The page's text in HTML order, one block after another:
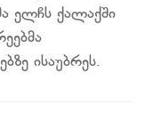
ელჩს ქალაქში
ისაუბრეს.